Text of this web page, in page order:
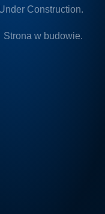
Construction.
Strona w budowie.